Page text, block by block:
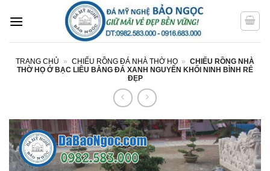
qua
TRANG CHỦ » CHIẾU RỒNG ĐÁ NHÀ THỜ HỌ » CHIẾU RỒNG NHÀ
THỜ HỌ Ở BẠC LIÊU BẰNG ĐÁ XANH NGUYÊN KHỐI NINH BÌNH RẺ
ĐẸP